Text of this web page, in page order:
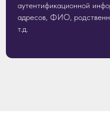
аутентификационной
адресов, ФИО,
т.д.